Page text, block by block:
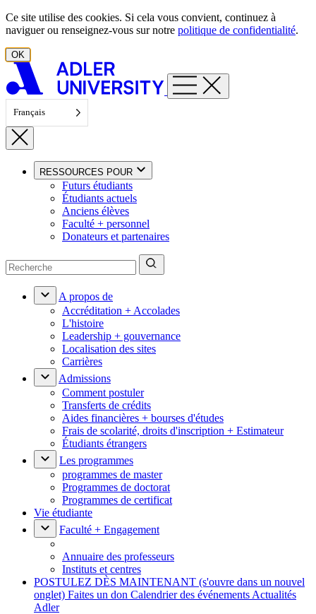
Aller au contenu
Ce site utilise des cookies. Si cela vous convient, continuez à
naviguer ou renseignez-vous sur notre politique de confidentialité.
OK
Français
RESSOURCES POUR
Futurs étudiants
Étudiants actuels
Anciens élèves
Faculté + personnel
Donateurs et partenaires
A propos de
Accréditation + Accolades
L'histoire
Leadership + gouvernance
Localisation des sites
Carrières
Admissions
Comment postuler
Transferts de crédits
Aides financières + bourses d'études
Frais de scolarité, droits d'inscription + Estimateur
Étudiants étrangers
Les programmes
programmes de master
Programmes de doctorat
Programmes de certificat
Vie étudiante
Faculté + Engagement
Annuaire des professeurs
Instituts et centres
POSTULEZ DÈS MAINTENANT (s'ouvre dans un nouvel
onglet) Faites un don Calendrier des événements Actualités
Adler